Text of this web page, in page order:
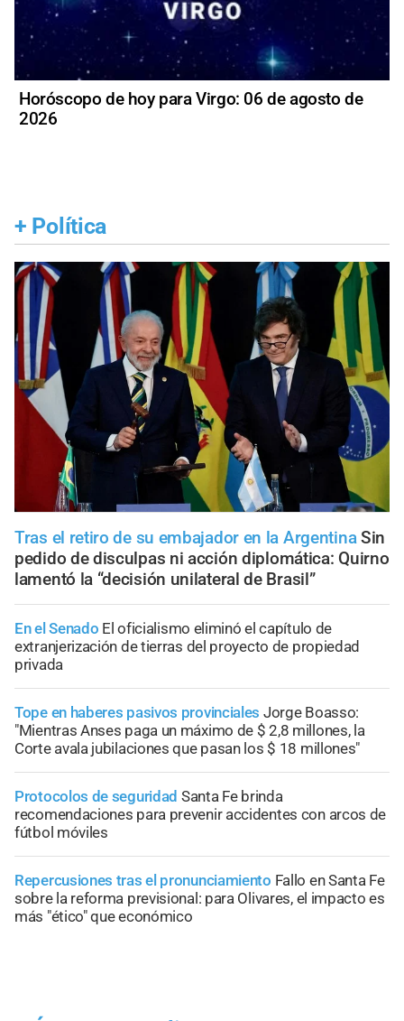
Horóscopo de hoy para Virgo: 06 de agosto de
2026
+ Política
Tras el retiro de su embajador en la Argentina Sin
pedido de disculpas ni acción diplomática: Quirno
lamentó la “decisión unilateral de Brasil”
En el Senado El oficialismo eliminó el capítulo de
extranjerización de tierras del proyecto de propiedad
privada
Tope en haberes pasivos provinciales Jorge Boasso:
"Mientras Anses paga un máximo de $ 2,8 millones, la
Corte avala jubilaciones que pasan los $ 18 millones"
Protocolos de seguridad Santa Fe brinda
recomendaciones para prevenir accidentes con arcos de
fútbol móviles
Repercusiones tras el pronunciamiento Fallo en Santa Fe
sobre la reforma previsional: para Olivares, el impacto es
más "ético" que económico